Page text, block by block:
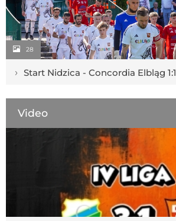
28
› Start Nidzica - Concordia Elbląg 1:1
Video